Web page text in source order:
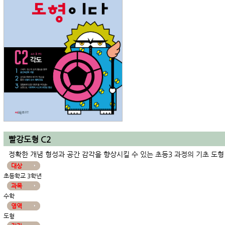
빨강도형 C2
정확한 개념 형성과 공간 감각을 향상시킬 수 있는 초등3 과정의 기초 도
대상
초등학교 3학년
과목
수학
영역
도형